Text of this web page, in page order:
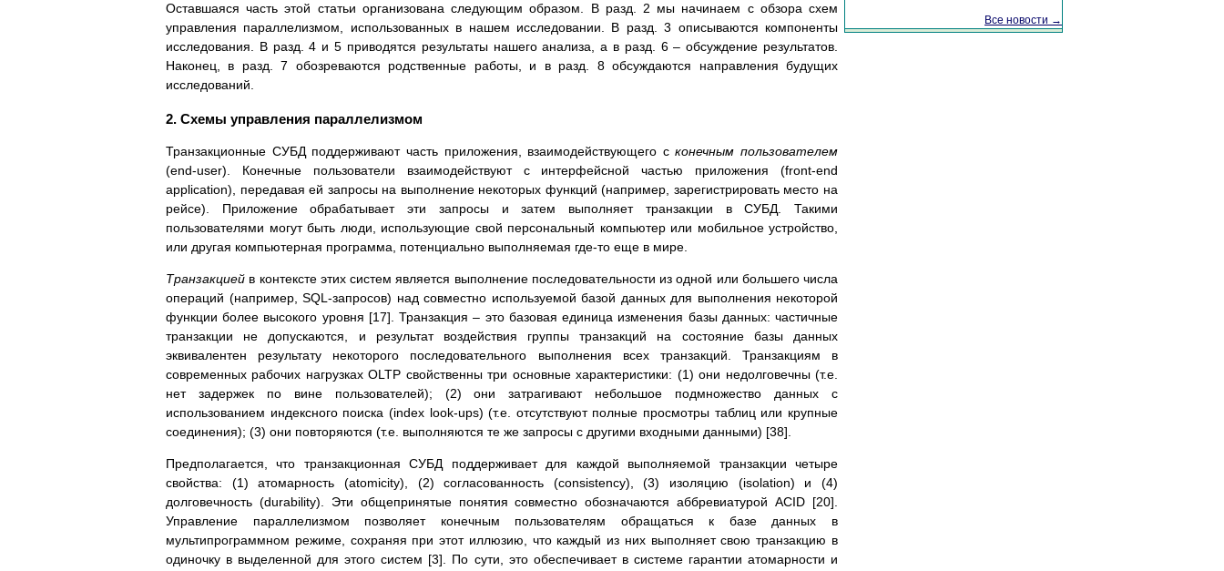
Оставшаяся часть этой статьи организована следующим образом. В разд. 2 мы начинаем с обзора схем
управления параллелизмом, использованных в нашем исследовании. В разд. 3 описываются компоненты
исследования. В разд. 4 и 5 приводятся результаты нашего анализа, а в разд. 6 – обсуждение результатов.
Наконец, в разд. 7 обозреваются родственные работы, и в разд. 8 обсуждаются направления будущих
исследований.
2. Схемы управления параллелизмом
Транзакционные СУБД поддерживают часть приложения, взаимодействующего сконечным пользователем
(end-user). Конечные пользователи взаимодействуют с интерфейсной частью приложения (front-end
application), передавая ей запросы на выполнение некоторых функций (например, зарегистрировать место на
рейсе). Приложение обрабатывает эти запросы и затем выполняет транзакции в СУБД. Такими
пользователями могут быть люди, использующие свой персональный компьютер или мобильное устройство,
или другая компьютерная программа, потенциально выполняемая где-то еще в мире.
Транзакцией в контексте этих систем является выполнение последовательности из одной или большего числа
операций (например, SQL-запросов) над совместно используемой базой данных для выполнения некоторой
функции более высокого уровня [17]. Транзакция – это базовая единица изменения базы данных: частичные
транзакции не допускаются, и результат воздействия группы транзакций на состояние базы данных
эквивалентен результату некоторого последовательного выполнения всех транзакций. Транзакциям в
современных рабочих нагрузках OLTP свойственны три основные характеристики: (1) они недолговечны (т.е.
нет задержек по вине пользователей); (2) они затрагивают небольшое подмножество данных с
использованием индексного поиска (index look-ups) (т.е. отсутствуют полные просмотры таблиц или крупные
соединения); (3) они повторяются (т.е. выполняются те же запросы с другими входными данными) [38].
Предполагается, что транзакционная СУБД поддерживает для каждой выполняемой транзакции четыре
свойства: (1) атомарность (atomicity), (2) согласованность (consistency), (3) изоляцию (isolation) и (4)
долговечность (durability). Эти общепринятые понятия совместно обозначаются аббревиатурой ACID [20].
Управление параллелизмом позволяет конечным пользователям обращаться к базе данных в
мультипрограммном режиме, сохраняя при этот иллюзию, что каждый из них выполняет свою транзакцию в
одиночку в выделенной для этого систем [3]. По сути, это обеспечивает в системе гарантии атомарности и
Все новости →